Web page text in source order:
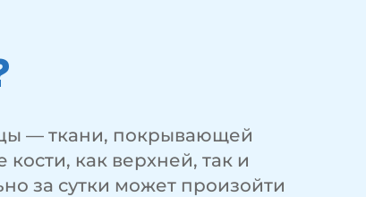
— ткани, покрывающей
как верхней, так и
за сутки может произойти